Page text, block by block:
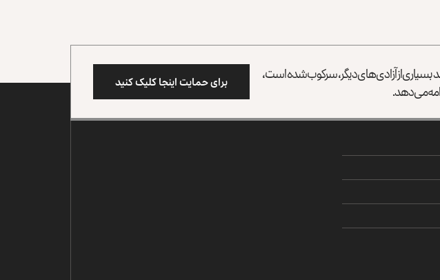
بسیاری از آزادی‌های دیگر، سرکوب شده است،
می‌دهد. برای حمایت اینجا کلیک کنید